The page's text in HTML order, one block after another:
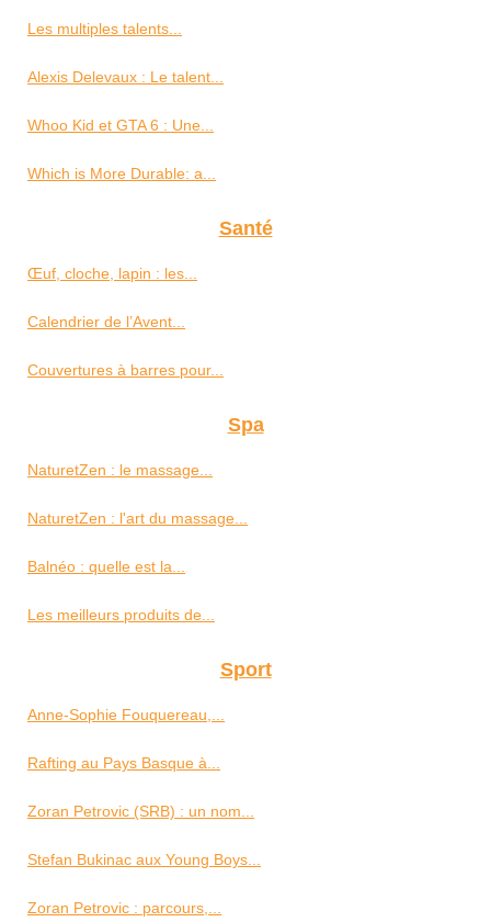
Les multiples talents...
Alexis Delevaux : Le talent...
Whoo Kid et GTA 6 : Une...
Which is More Durable: a...
Santé
Œuf, cloche, lapin : les...
Calendrier de l’Avent...
Couvertures à barres pour...
Spa
NaturetZen : le massage...
NaturetZen : l'art du massage...
Balnéo : quelle est la...
Les meilleurs produits de...
Sport
Anne-Sophie Fouquereau,...
Rafting au Pays Basque à...
Zoran Petrovic (SRB) : un nom...
Stefan Bukinac aux Young Boys...
Zoran Petrovic : parcours,...